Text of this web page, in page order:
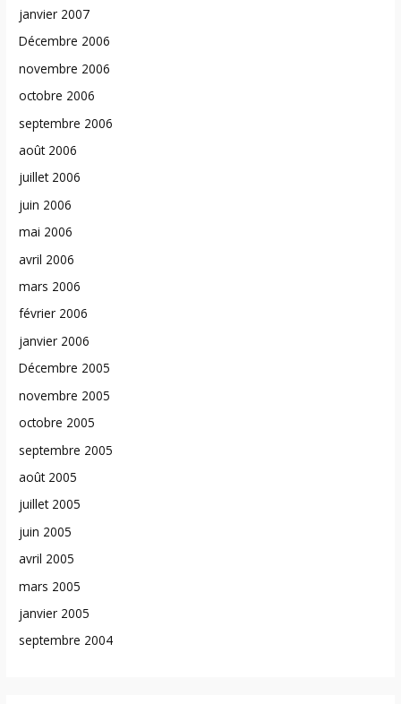
janvier 2007
Décembre 2006
novembre 2006
octobre 2006
septembre 2006
août 2006
juillet 2006
juin 2006
mai 2006
avril 2006
mars 2006
février 2006
janvier 2006
Décembre 2005
novembre 2005
octobre 2005
septembre 2005
août 2005
juillet 2005
juin 2005
avril 2005
mars 2005
janvier 2005
septembre 2004